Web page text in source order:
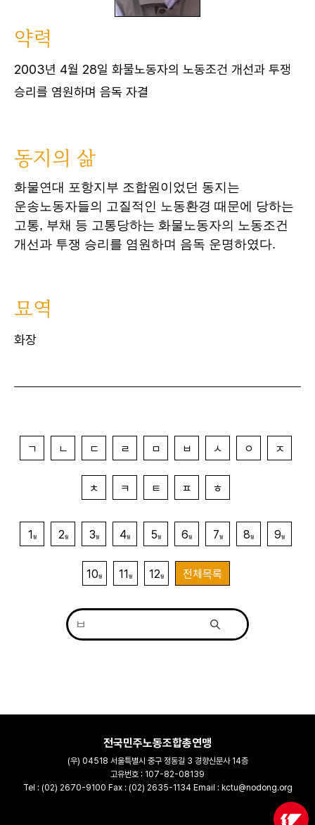
약력
2003년 4월 28일 화물노동자의 노동조건 개선과 투쟁
승리를 염원하며 음독 자결
동지의 삶
화물연대 포항지부 조합원이었던 동지는
운송노동자들의 고질적인 노동환경 때문에 당하는
고통, 부채 등 고통당하는 화물노동자의 노동조건
개선과 투쟁 승리를 염원하며 음독 운명하였다.
묘역
화장
ㄱ ㄴ ㄷ ㄹ ㅁ ㅂ ㅅ ㅇ ㅈ
ㅊ ㅋ ㅌ ㅍ ㅎ
1 월 2월 3월 4월 5월 6월 7월 8월 9월
10월 11 월 12월 전체목록
전국민주노동조합총연맹
(우) 04518 서울특별시 중구 정동길 3 경향신문사 14층
고유번호 : 107-82-08139
Tel : (02) 2670-9100 Fax : (02) 2635-1134 Email : kctu@nodong.org